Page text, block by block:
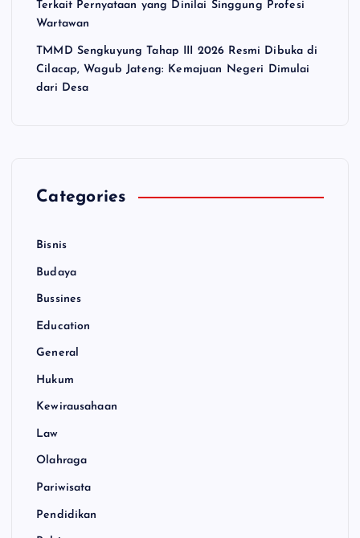
Terkait Pernyataan yang Dinilai Singgung Profesi
Wartawan
TMMD Sengkuyung Tahap III 2026 Resmi Dibuka di
Cilacap, Wagub Jateng: Kemajuan Negeri Dimulai
dari Desa
Categories
Bisnis
Budaya
Bussines
Education
General
Hukum
Kewirausahaan
Law
Olahraga
Pariwisata
Pendidikan